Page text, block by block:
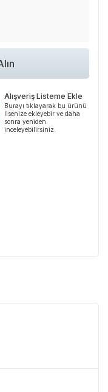
Alışveriş Listeme Ekle
Burayı tıklayarak bu ürünü
lisenize ekleyebir ve daha
sonra yeniden
inceleyebilirsiniz.